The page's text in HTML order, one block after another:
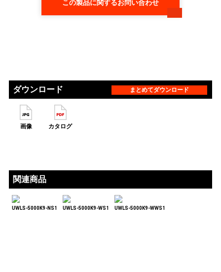
この製品に関するお問い合わせ
ダウンロード まとめてダウンロード
画像 カタログ
関連商品
UWLS-5000K9-NS1 UWLS-5000K9-WS1 UWLS-5000K9-WWS1